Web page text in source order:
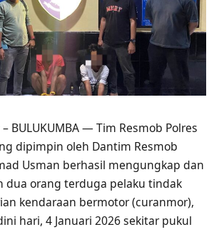
BULUKUMBA — Tim Resmob Polres
dipimpin oleh Dantim Resmob
Usman berhasil mengungkap dan
dua orang terduga pelaku tindak
kendaraan bermotor (curanmor),
hari, 4 Januari 2026 sekitar pukul